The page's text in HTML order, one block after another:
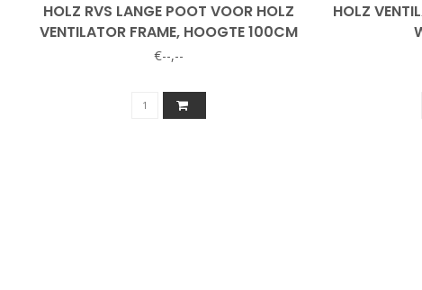
HOLZ RVS LANGE POOT VOOR HOLZ
VENTILATOR FRAME, HOOGTE 100CM
€--,--
HOLZ